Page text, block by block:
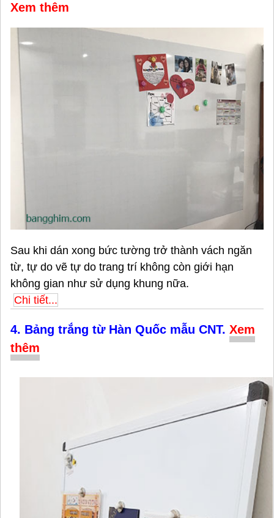
Xem thêm
Sau khi dán xong bức tường trở thành vách ngăn
từ, tự do vẽ tự do trang trí không còn giới hạn
không gian như sử dụng khung nữa.
Chi tiết...
4. Bảng trắng từ Hàn Quốc mẫu CNT. Xem
thêm